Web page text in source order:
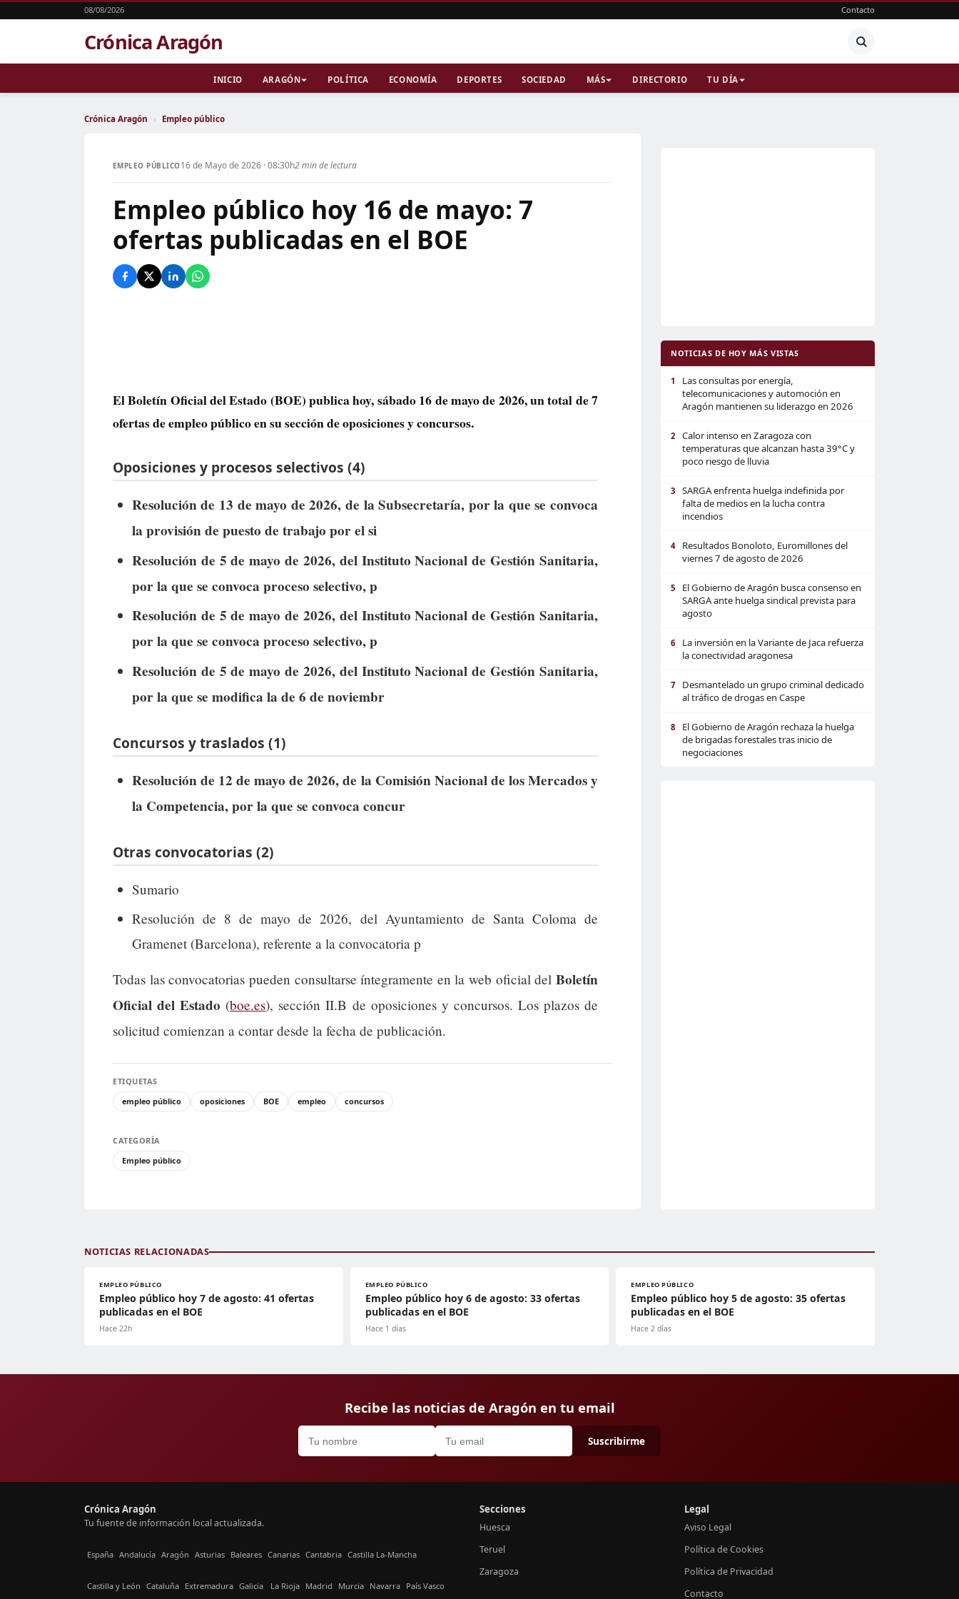
08/08/2026 Contacto
Crónica Aragón
INICIO ARAGÓN POLÍTICA ECONOMÍA DEPORTES SOCIEDAD MÁS DIRECTORIO TU DÍA
Crónica Aragón › Empleo público
EMPLEO PÚBLICO16 de Mayo de 2026 · 08:30h2 min de lectura
Empleo público hoy 16 de mayo: 7
ofertas publicadas en el BOE
El Boletín Oficial del Estado (BOE) publica hoy, sábado 16 de mayo de 2026, un total de7
ofertas de empleo públicoen su sección de oposiciones y concursos.
Oposiciones y procesos selectivos (4)
Resolución de 13 de mayo de 2026, de la Subsecretaría, por la que se convoca
la provisión de puesto de trabajo por el si
Resolución de 5 de mayo de 2026, del Instituto Nacional de Gestión Sanitaria,
por la que se convoca proceso selectivo, p
Resolución de 5 de mayo de 2026, del Instituto Nacional de Gestión Sanitaria,
por la que se convoca proceso selectivo, p
Resolución de 5 de mayo de 2026, del Instituto Nacional de Gestión Sanitaria,
por la que se modifica la de 6 de noviembr
Concursos y traslados (1)
Resolución de 12 de mayo de 2026, de la Comisión Nacional de los Mercados y
la Competencia, por la que se convoca concur
Otras convocatorias (2)
Sumario
Resolución de 8 de mayo de 2026, del Ayuntamiento de Santa Coloma de
Gramenet (Barcelona), referente a la convocatoria p
Todas las convocatorias pueden consultarse íntegramente en la web oficial del Boletín
Oficial del Estado (boe.es), sección II.B de oposiciones y concursos. Los plazos de
solicitud comienzan a contar desde la fecha de publicación.
ETIQUETAS
empleo público
oposiciones BOE empleo concursos
CATEGORÍA
Empleo público
NOTICIAS DE HOY MÁS VISTAS
1
Las consultas por energía,
telecomunicaciones y automoción en
Aragón mantienen su liderazgo en 2026
2
Calor intenso en Zaragoza con
temperaturas que alcanzan hasta 39°C y
poco riesgo de lluvia
3
SARGA enfrenta huelga indefinida por
falta de medios en la lucha contra
incendios
4
Resultados Bonoloto, Euromillones del
viernes 7 de agosto de 2026
5
El Gobierno de Aragón busca consenso en
SARGA ante huelga sindical prevista para
agosto
6
La inversión en la Variante de Jaca refuerza
la conectividad aragonesa
7
Desmantelado un grupo criminal dedicado
al tráfico de drogas en Caspe
8
El Gobierno de Aragón rechaza la huelga
de brigadas forestales tras inicio de
negociaciones
NOTICIAS RELACIONADAS
EMPLEO PÚBLICO
Empleo público hoy 7 de agosto: 41 ofertas
publicadas en el BOE
Hace 22h
EMPLEO PÚBLICO
Empleo público hoy 6 de agosto: 33 ofertas
publicadas en el BOE
Hace 1 días
EMPLEO PÚBLICO
Empleo público hoy 5 de agosto: 35 ofertas
publicadas en el BOE
Hace 2 días
Recibe las noticias de Aragón en tu email
Suscribirme
Crónica Aragón
Tu fuente de información local actualizada.
España Andalucía Aragón Asturias Baleares Canarias Cantabria Castilla La-Mancha
Castilla y León Cataluña Extremadura Galicia La Rioja Madrid Murcia Navarra País Vasco
Secciones
Huesca
Teruel
Zaragoza
Legal
Aviso Legal
Política de Cookies
Política de Privacidad
Contacto